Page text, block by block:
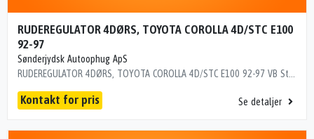
RUDEREGULATOR 4DØRS, TOYOTA COROLLA 4D/STC E100
92-97
Sønderjydsk Autoophug ApS
Kontakt for pris Se detaljer